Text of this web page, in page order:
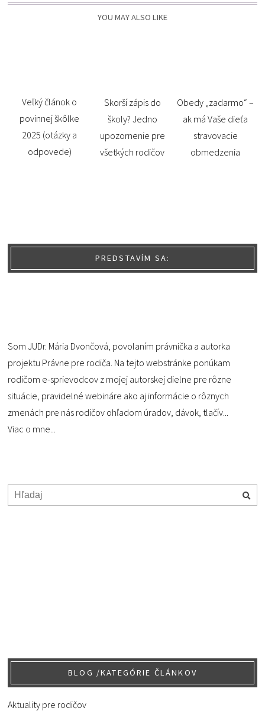
YOU MAY ALSO LIKE
Veľký článok o
povinnej škôlke
2025 (otázky a
odpovede)
Skorší zápis do
školy? Jedno
upozornenie pre
všetkých rodičov
Obedy „zadarmo“ –
ak má Vaše dieťa
stravovacie
obmedzenia
PREDSTAVÍM SA:
Som JUDr. Mária Dvončová, povolaním právnička a autorka
projektu Právne pre rodiča. Na tejto webstránke ponúkam
rodičom e-sprievodcov z mojej autorskej dielne pre rôzne
situácie, pravidelné webináre ako aj informácie o rôznych
zmenách pre nás rodičov ohľadom úradov, dávok, tlačív...
Viac o mne...
BLOG /KATEGÓRIE ČLÁNKOV
Aktuality pre rodičov